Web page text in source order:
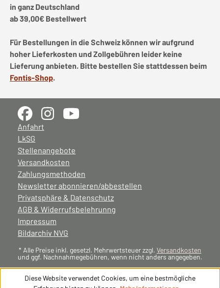
in ganz Deutschland
ab 39,00€ Bestellwert
Für Bestellungen in die Schweiz können wir aufgrund
hoher Lieferkosten und Zollgebühren leider keine
Lieferung anbieten. Bitte bestellen Sie stattdessen beim
Fontis-Shop.
Anfahrt
LkSG
Stellenangebote
Versandkosten
Zahlungsmethoden
Newsletter abonnieren/abbestellen
Privatsphäre & Datenschutz
AGB & Widerrufsbelehrunng
Impressum
Bildarchiv NVG
* Alle Preise inkl. gesetzl. Mehrwertsteuer zzgl. Versandkosten
und ggf. Nachnahmegebühren, wenn nicht anders angegeben.
Diese Website verwendet Cookies, um eine bestmögliche